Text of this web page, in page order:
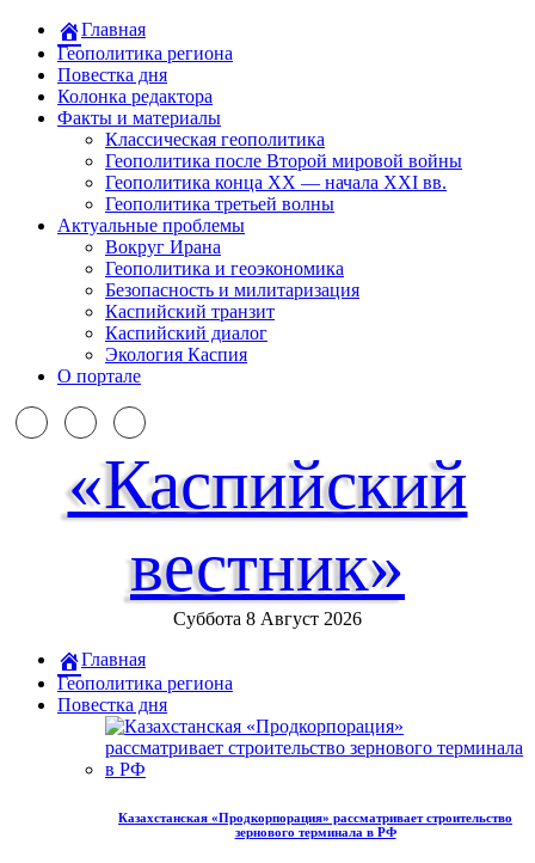
Главная
Геополитика региона
Повестка дня
Колонка редактора
Факты и материалы
Классическая геополитика
Геополитика после Второй мировой войны
Геополитика конца XX — начала XXI вв.
Геополитика третьей волны
Актуальные проблемы
Вокруг Ирана
Геополитика и геоэкономика
Безопасность и милитаризация
Каспийский транзит
Каспийский диалог
Экология Каспия
О портале
«Каспийский
вестник»
Суббота 8 Август 2026
Главная
Геополитика региона
Повестка дня
Казахстанская «Продкорпорация» рассматривает строительство
зернового терминала в РФ